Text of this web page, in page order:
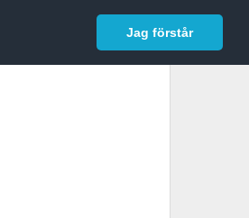
Jag förstår
Logga in